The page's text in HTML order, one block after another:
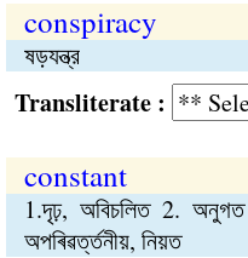
conspiracy
ষড়যন্ত্র
:
constant
1.দৃঢ়, অবিচলিত 2.
অপৰিৱর্ত্তনীয়, নিয়ত